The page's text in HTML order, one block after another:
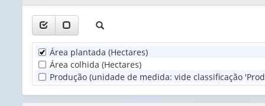
(1)
Área plantada (Hectares)
Área colhida (Hectares)
Produção (unidade de medida: vide classificação